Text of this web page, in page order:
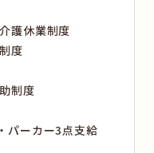
護休業制度
度
制度
パーカー3点支給